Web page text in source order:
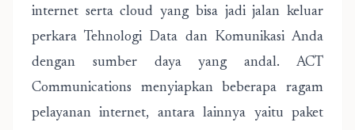
internet serta cloud yang bisa jadi jalan keluar
perkara Tehnologi Data dan Komunikasi Anda
dengan sumber daya yang andal. ACT
Communications menyiapkan beberapa ragam
pelayanan internet, antara lainnya yaitu paket